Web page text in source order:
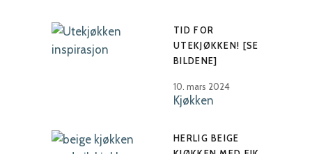
TID FOR
UTEKJØKKEN! [SE
BILDENE]
10. mars 2024
Kjøkken
HERLIG BEIGE